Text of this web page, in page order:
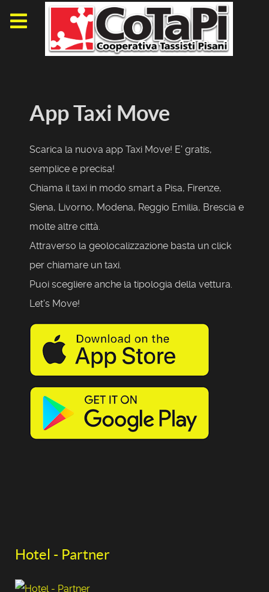
App Taxi Move
Scarica la nuova app Taxi Move! E' gratis,
semplice e precisa!
Chiama il taxi in modo smart a Pisa, Firenze,
Siena, Livorno, Modena, Reggio Emilia, Brescia e
molte altre città.
Attraverso la geolocalizzazione basta un click
per chiamare un taxi.
Puoi scegliere anche la tipologia della vettura.
Let's Move!
Hotel - Partner